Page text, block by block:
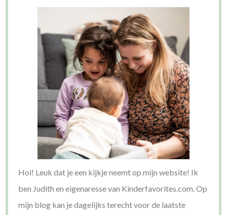
Hoi! Leuk dat je een kijkje neemt op mijn website! Ik
ben Judith en eigenaresse van Kinderfavorites.com. Op
mijn blog kan je dagelijks terecht voor de laatste